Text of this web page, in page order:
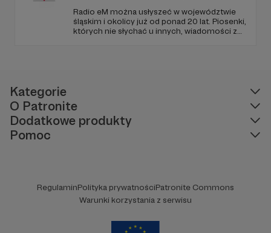
Radio eM można usłyszeć w województwie
śląskim i okolicy już od ponad 20 lat. Piosenki,
których nie słychać u innych, wiadomości z
Kategorie
O Patronite
Dodatkowe produkty
Pomoc
RegulaminPolityka prywatnościPatronite Commons
Warunki korzystania z serwisu